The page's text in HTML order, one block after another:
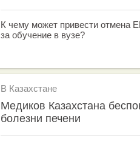
К чему может привести отмена
за обучение в вузе?
В Казахстане
Медиков Казахстана
болезни печени